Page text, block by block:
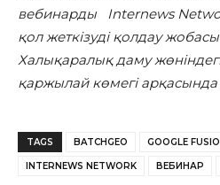
вебинарды Internews
қол жеткізуді қолдау
Халықаралық даму жөніндегі
қаржылай көмегі
TAGS BATCHGEO GOOGLE
INTERNEWS NETWORK ВЕБИНАР